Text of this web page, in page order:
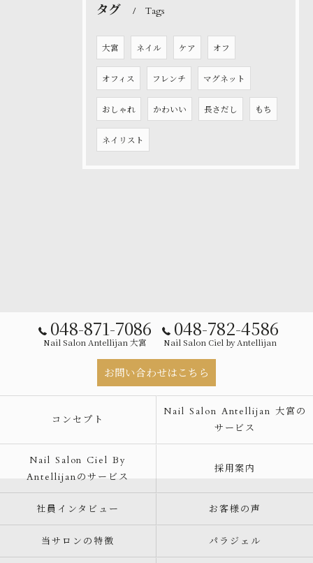
タグ Tags
大宮 ネイル ケア オフ
オフィス フレンチ マグネット
おしゃれ かわいい 長さだし もち
ネイリスト
048-871-7086
Nail Salon Antellijan 大宮
048-782-4586
Nail Salon Ciel by Antellijan
お問い合わせはこちら
コンセプト
Nail Salon Antellijan 大宮の
サービス
Nail Salon Ciel By
Antellijanのサービス
採用案内
社員インタビュー お客様の声
当サロンの特徴 パラジェル